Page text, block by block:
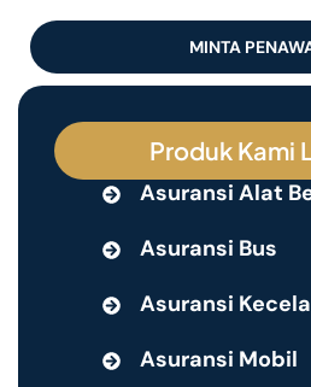
MINTA
Produk Kami
Asuransi Alat
Asuransi Bus
Asuransi
Asuransi Mobil